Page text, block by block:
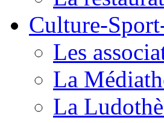
Culture-
Les
La
La